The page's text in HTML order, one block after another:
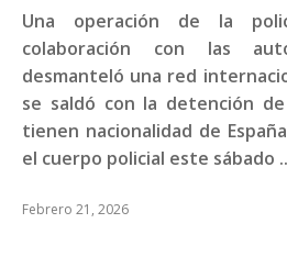
Una operación de la
colaboración con las
desmanteló una red
se saldó con la detención
tienen nacionalidad de
el cuerpo policial este sábado
Febrero 21, 2026